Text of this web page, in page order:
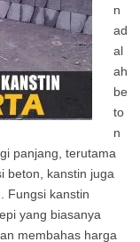
n
ad
al
ah
be
to
n
panjang, terutama
beton, kanstin juga
Fungsi kanstin
yang biasanya
membahas harga